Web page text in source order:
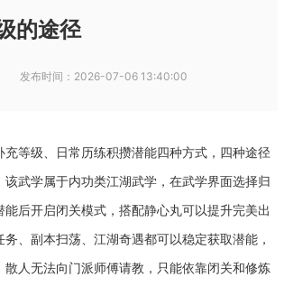
的途径
发布时间： 2026-07-06 13:40:00
等级、日常历练积攒潜能四种方式，四种途径
武学属于内功类江湖武学，在武学界面选择归
后开启闭关模式，搭配静心丸可以提升完美出
、副本扫荡、江湖奇遇都可以稳定获取潜能，
人无法向门派师傅请教，只能依靠闭关和修炼